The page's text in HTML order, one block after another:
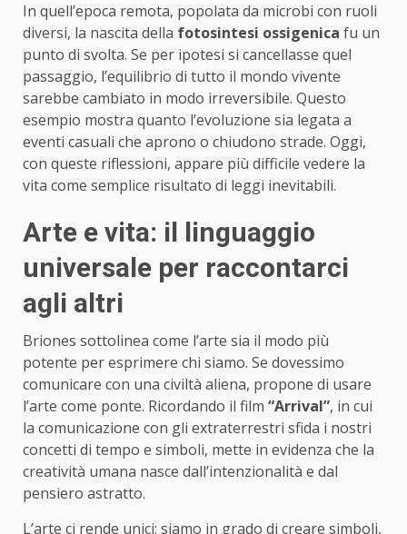
In quell’epoca remota, popolata da microbi con ruoli
diversi, la nascita della fotosintesi ossigenica fu un
punto di svolta. Se per ipotesi si cancellasse quel
passaggio, l’equilibrio di tutto il mondo vivente
sarebbe cambiato in modo irreversibile. Questo
esempio mostra quanto l’evoluzione sia legata a
eventi casuali che aprono o chiudono strade. Oggi,
con queste riflessioni, appare più difficile vedere la
vita come semplice risultato di leggi inevitabili.
Arte e vita: il linguaggio
universale per raccontarci
agli altri
Briones sottolinea come l’arte sia il modo più
potente per esprimere chi siamo. Se dovessimo
comunicare con una civiltà aliena, propone di usare
l’arte come ponte. Ricordando il film “Arrival”, in cui
la comunicazione con gli extraterrestri sfida i nostri
concetti di tempo e simboli, mette in evidenza che la
creatività umana nasce dall’intenzionalità e dal
pensiero astratto.
L’arte ci rende unici: siamo in grado di creare simboli,